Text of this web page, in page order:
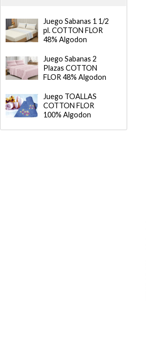
Juego Sabanas 1 1/2
pl. COTTON FLOR
48% Algodon
Juego Sabanas 2
Plazas COTTON
FLOR 48% Algodon
Juego TOALLAS
COTTON FLOR
100% Algodon